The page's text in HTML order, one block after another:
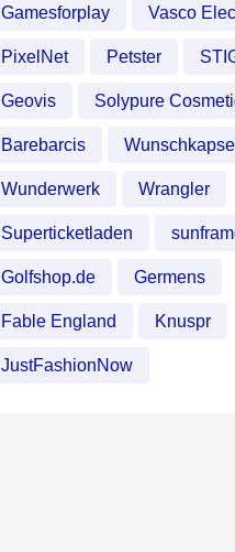
Gamesforplay Vasco
PixelNet Petster
Geovis Solypure
Barebarcis Wunschkapsel
Wunderwerk Wrangler
Superticketladen
Golfshop.de Germens
Fable England Knuspr
JustFashionNow